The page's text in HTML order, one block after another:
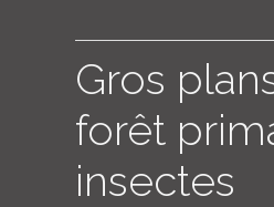
Gros
forêt
insectes